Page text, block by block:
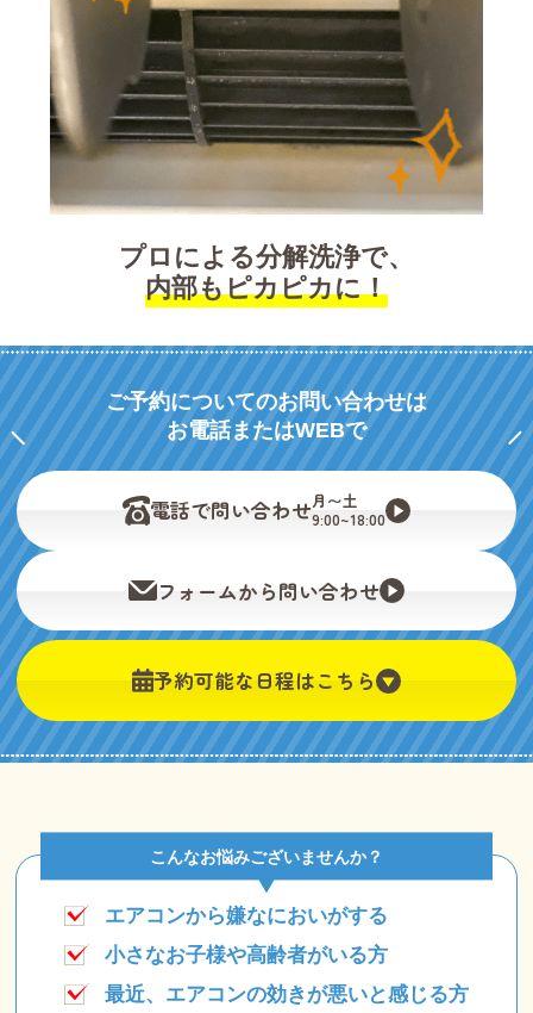
プロによる分解洗浄で、
内部もピカピカに！
ご予約についてのお問い合わせは
お電話またはWEBで
電話で問い合わせ月〜土
9:00~18:00
フォームから問い合わせ
予約可能な日程はこちら
こんなお悩みございませんか？
エアコンから嫌なにおいがする
小さなお子様や高齢者がいる方
最近、エアコンの効きが悪いと感じる方